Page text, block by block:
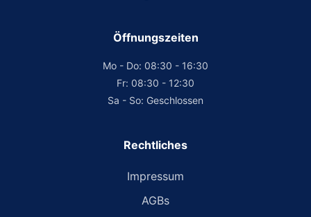
Öffnungszeiten
Mo - Do: 08:30 - 16:30
Fr: 08:30 - 12:30
Sa - So: Geschlossen
Rechtliches
Impressum
AGBs